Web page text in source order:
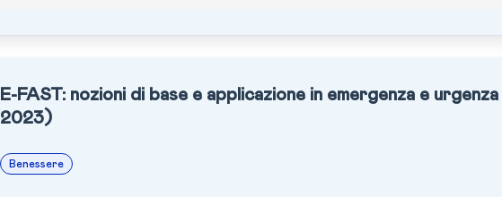
E-FAST: nozioni di base e applicazione in emergenza e
2023)
Benessere